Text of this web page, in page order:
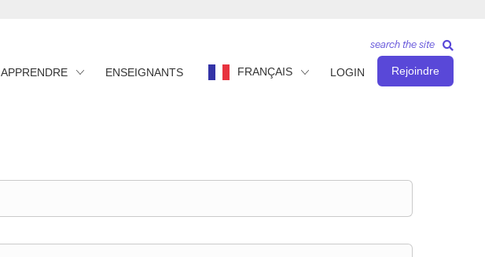
APPRENDRE ENSEIGNANTS FRANÇAIS LOGIN Rejoindre
search the site